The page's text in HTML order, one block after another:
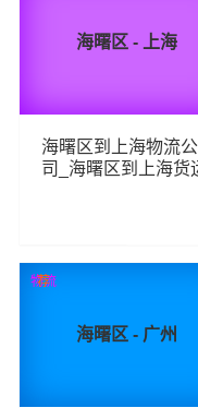
海曙区 - 上海
海曙区到上海物流公
司_海曙区到上海货
135 查看详细
海曙区 - 广州
物流
荐